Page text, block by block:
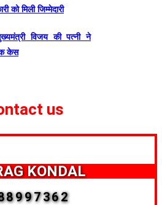
को मिली जिम्मेदारी
विजय की पत्नी ने
केस
us
KONDAL